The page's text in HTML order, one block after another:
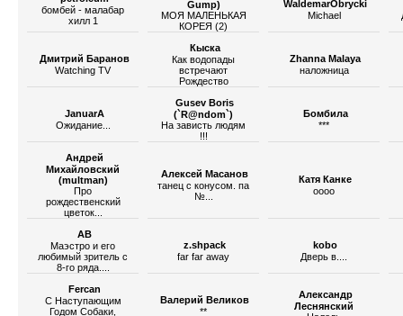
бомбей - малабар
хилл 1
Gump)
МОЯ МАЛЕНЬКАЯ
КОРЕЯ (2)
WaldemarObrycki
Michael
Дмитрий Баранов
Watching TV
Кыска
Как водопады
встречают
Рождество
Zhanna Malaya
наложница
JanuarA
Ожидание...
Gusev Boris
(`R@ndom`)
На зависть людям
!!!
Бомбила
***
Андрей
Михайловский
(multman)
Про
рождественский
цветок...
Алексей Масанов
танец с конусом. па
№...
Катя Канке
оооо
AB
Маэстро и его
любимый зритель с
8-го ряда....
z.shpack
far far away
kobo
Дверь в....
Fercan
С Наступающим
Годом Собаки,
Валерий Великов
**
Александр
Леснянский